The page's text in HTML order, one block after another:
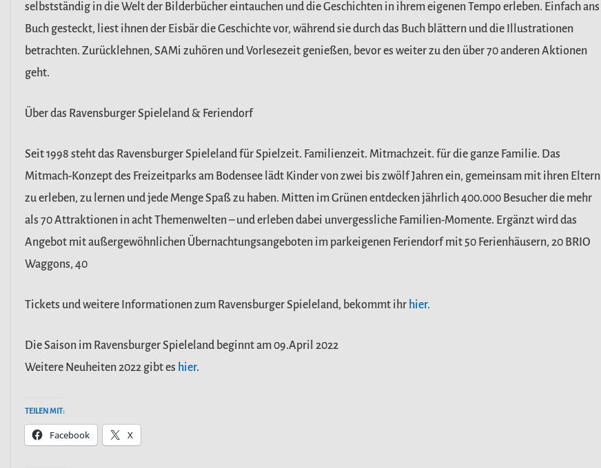
selbstständig in die Welt der Bilderbücher eintauchen und die Geschichten in ihrem eigenen Tempo erleben. Einfach ans
Buch gesteckt, liest ihnen der Eisbär die Geschichte vor, während sie durch das Buch blättern und die Illustrationen
betrachten. Zurücklehnen, SAMi zuhören und Vorlesezeit genießen, bevor es weiter zu den über 70 anderen Aktionen
geht.
Über das Ravensburger Spieleland & Feriendorf
Seit 1998 steht das Ravensburger Spieleland für Spielzeit. Familienzeit. Mitmachzeit. für die ganze Familie. Das
Mitmach-Konzept des Freizeitparks am Bodensee lädt Kinder von zwei bis zwölf Jahren ein, gemeinsam mit ihren Eltern
zu erleben, zu lernen und jede Menge Spaß zu haben. Mitten im Grünen entdecken jährlich 400.000 Besucher die mehr
als 70 Attraktionen in acht Themenwelten – und erleben dabei unvergessliche Familien-Momente. Ergänzt wird das
Angebot mit außergewöhnlichen Übernachtungsangeboten im parkeigenen Feriendorf mit 50 Ferienhäusern, 20 BRIO
Waggons, 40
Tickets und weitere Informationen zum Ravensburger Spieleland, bekommt ihr hier.
Die Saison im Ravensburger Spieleland beginnt am 09.April 2022
Weitere Neuheiten 2022 gibt es hier.
TEILEN MIT:
Facebook X